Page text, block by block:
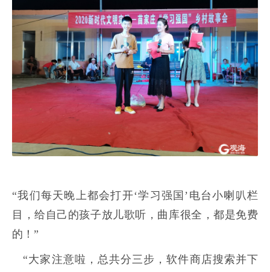
“我们每天晚上都会打开‘学习强国’电台小喇叭栏
目，给自己的孩子放儿歌听，曲库很全，都是免费
的！”
“大家注意啦，总共分三步，软件商店搜索并下